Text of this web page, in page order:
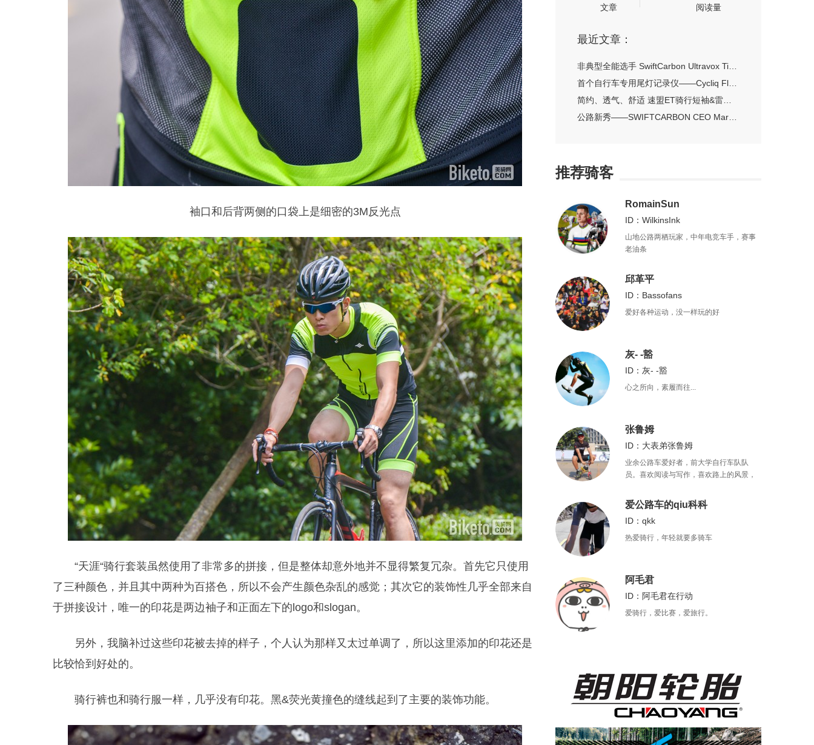
袖口和后背两侧的口袋上是细密的3M反光点
“天涯“骑行套装虽然使用了非常多的拼接，但是整体却意外地并不显得繁复冗杂。首先它只使用
了三种颜色，并且其中两种为百搭色，所以不会产生颜色杂乱的感觉；其次它的装饰性几乎全部来自
于拼接设计，唯一的印花是两边袖子和正面左下的logo和slogan。
另外，我脑补过这些印花被去掉的样子，个人认为那样又太过单调了，所以这里添加的印花还是
比较恰到好处的。
骑行裤也和骑行服一样，几乎没有印花。黑&荧光黄撞色的缝线起到了主要的装饰功能。
文章 阅读量
最近文章：
推荐骑客
RomainSun
ID：WilkinsInk
山地公路两栖玩家，中年电竞车手，赛事
老油条
邱革平
ID：Bassofans
爱好各种运动，没一样玩的好
灰- -豁
ID：灰- -豁
心之所向，素履而往...
张鲁姆
ID：大表弟张鲁姆
业余公路车爱好者，前大学自行车队队
员。喜欢阅读与写作，喜欢路上的风景，
爱公路车的qiu科科
ID：qkk
热爱骑行，年轻就要多骑车
阿毛君
ID：阿毛君在行动
爱骑行，爱比赛，爱旅行。